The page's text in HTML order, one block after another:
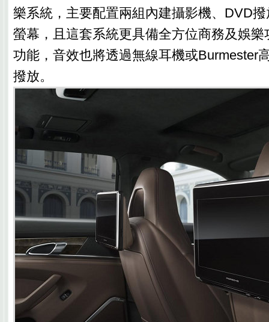
樂系統，主要配置兩組內建攝影機、DVD
螢幕，且這套系統更具備全方位商務及娛
功能，音效也將透過無線耳機或Burmester
撥放。